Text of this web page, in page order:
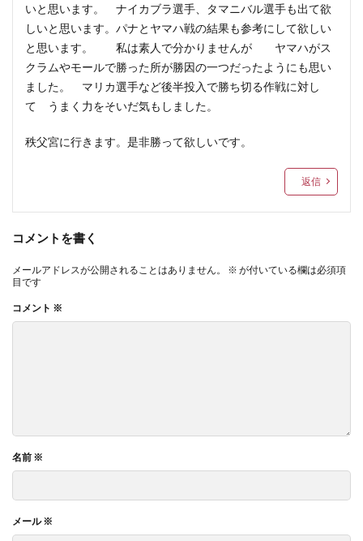
いと思います。 ナイカブラ選手、タマニバル選手も出て欲
しいと思います。パナとヤマハ戦の結果も参考にして欲しい
と思います。 私は素人で分かりませんが ヤマハがス
クラムやモールで勝った所が勝因の一つだったようにも思い
ました。 マリカ選手など後半投入で勝ち切る作戦に対し
て うまく力をそいだ気もしました。
秩父宮に行きます。是非勝って欲しいです。
返信
コメントを書く
メールアドレスが公開されることはありません。 ※ が付いている欄は必須項
目です
コメント ※
名前 ※
メール※